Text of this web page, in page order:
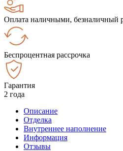
Оплата наличными, безналичный
Беспроцентная рассрочка
Гарантия
2 года
Описание
Отделка
Внутреннее наполнение
Информация
Отзывы